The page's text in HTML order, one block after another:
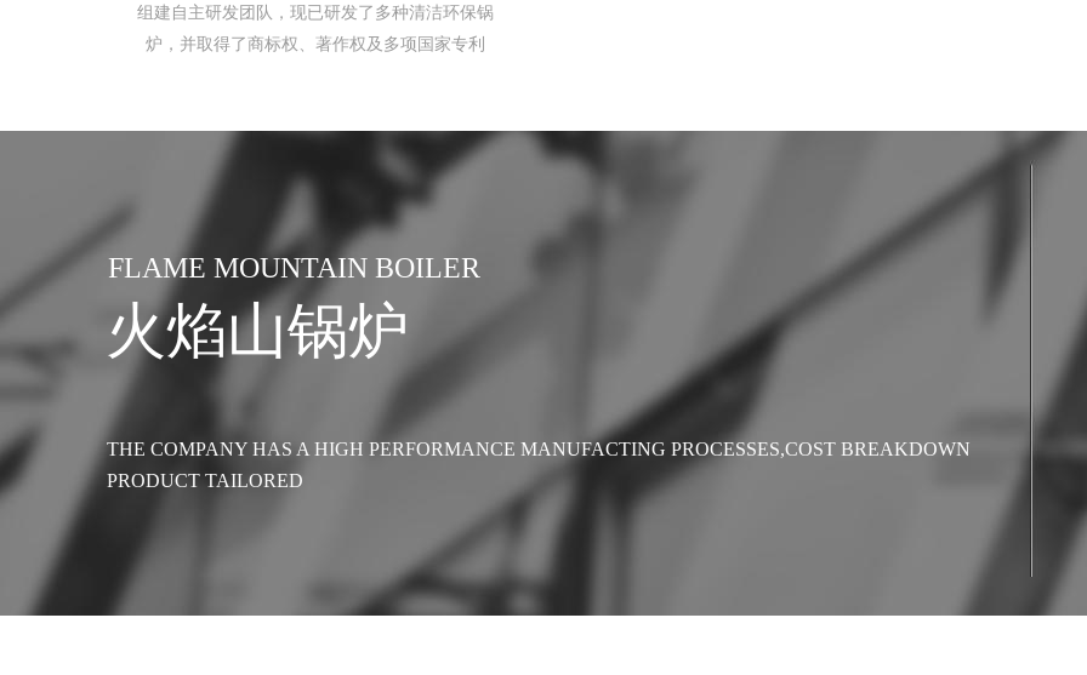
组建自主研发团队，现已研发了多种清洁环保锅
炉，并取得了商标权、著作权及多项国家专利
FLAME MOUNTAIN BOILER
火焰山锅炉
THE COMPANY HAS A HIGH PERFORMANCE MANUFACTING PROCESSES,COST BREAKDOWN
PRODUCT TAILORED